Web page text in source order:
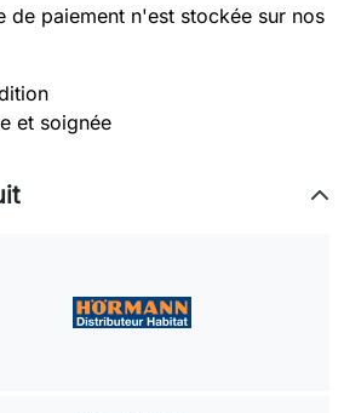
de paiement n'est stockée sur nos
et soignée